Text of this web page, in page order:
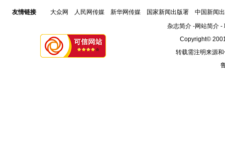
友情链接 大众网 人民网传媒 新华网传媒 国家新闻出版署
中国新闻
杂志简介-网站简介-
Copyright©
转载需注明来源